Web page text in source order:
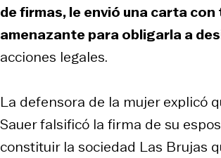
de firmas, le envió una carta
amenazante para obligarla a
acciones legales.
La defensora de la mujer explicó
Sauer falsificó la firma de su
constituir la sociedad Las Brujas